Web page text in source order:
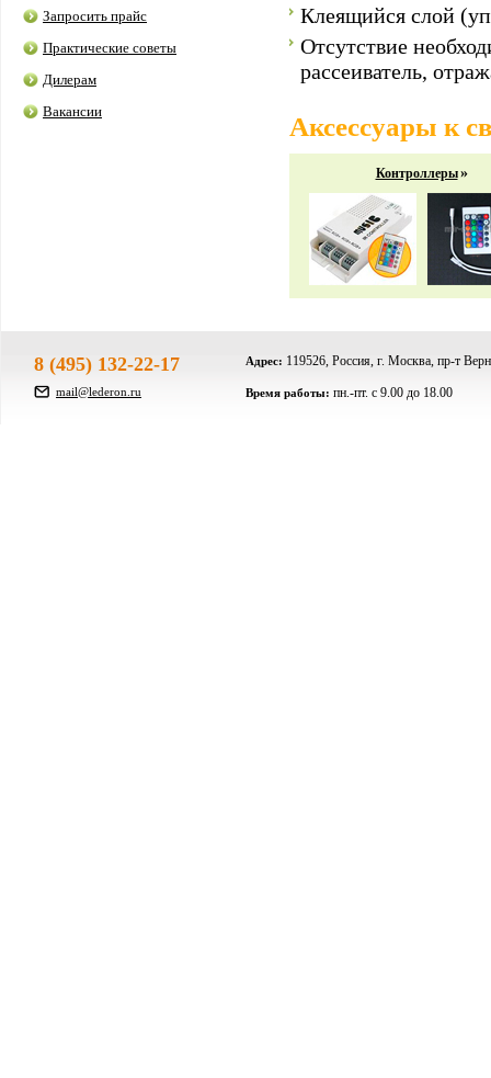
Запросить прайс
Практические советы
Дилерам
Вакансии
Клеящийся слой
Отсутствие
рассеиватель,
Аксессуары к
Контроллеры»
8 (495) 132-22-17
mail@lederon.ru
Адрес: 119526, Россия, г. Москва, пр-т
Время работы: пн.-пт. c 9.00 до 18.00